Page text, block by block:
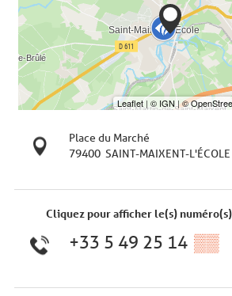
Place du Marché
79400 SAINT-MAIXENT-L'ÉCOLE
Cliquez pour afficher le(s) numéro(s)
+33 5 49 25 14 ▒▒